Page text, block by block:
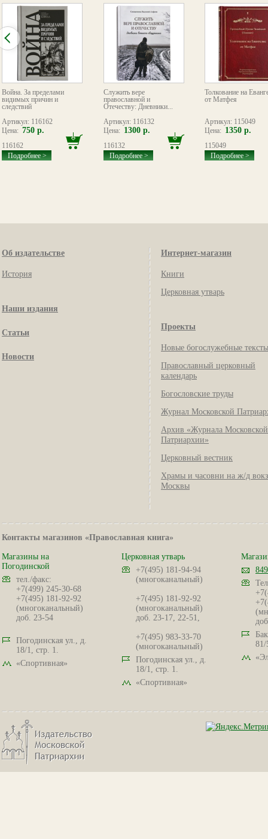
Война. За пределами
видимых причин и
следствий
Артикул: 116162
Цена: 750 р.
116162
Подробнее >
Служить вере
православной и
Отечеству: Дневники...
Артикул: 116132
Цена: 1300 р.
116132
Подробнее >
Толкование на
от Матфея
Артикул: 115049
Цена: 1350 р.
115049
Подробнее >
Об издательстве
История
Наши издания
Статьи
Новости
Интернет-магазин
Книги
Церковная утварь
Проекты
Новые богослужебные тексты
Православный церковный
календарь
Богословские труды
Журнал Московской
Архив «Журнала Московской
Патриархии»
Церковный вестник
Храмы и часовни на ж/д
Москвы
Контакты магазинов «Православная книга»
Магазины на
Погодинской
тел./факс:
+7(499) 245-30-68
+7(495) 181-92-92
(многоканальный)
доб. 23-54
Погодинская ул., д.
18/1, стр. 1.
«Спортивная»
Церковная утварь
+7(495) 181-94-94
(многоканальный)
+7(495) 181-92-92
(многоканальный)
доб. 23-17, 22-51,
+7(495) 983-33-70
(многоканальный)
Погодинская ул., д.
18/1, стр. 1.
«Спортивная»
81/